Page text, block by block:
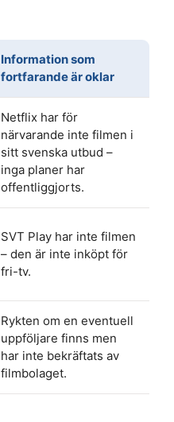
Information som
fortfarande är oklar
Netflix har för
närvarande inte filmen i
sitt svenska utbud –
inga planer har
offentliggjorts.
SVT Play har inte filmen
– den är inte inköpt för
fri-tv.
Rykten om en eventuell
uppföljare finns men
har inte bekräftats av
filmbolaget.